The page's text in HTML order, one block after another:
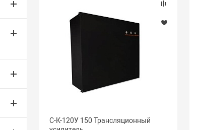
С-К-120У 150 Трансляционный